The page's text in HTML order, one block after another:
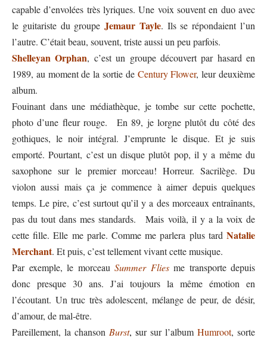
capable d’envolées très lyriques. Une voix souvent en duo avec
le guitariste du groupeJemaur Tayle. Ils se répondaient l’un
l’autre. C’était beau, souvent, triste aussi un peu parfois.
Shelleyan Orphan, c’est un groupe découvert par hasard en
1989, au moment de la sortie de Century Flower, leur deuxième
album.
Fouinant dans une médiathèque, je tombe sur cette pochette,
photo d’une fleur rouge. En 89, je lorgne plutôt du côté des
gothiques, le noir intégral. J’emprunte le disque. Et je suis
emporté. Pourtant, c’est un disque plutôt pop, il y a même du
saxophone sur le premier morceau! Horreur. Sacrilège. Du
violon aussi mais ça je commence à aimer depuis quelques
temps. Le pire, c’est surtout qu’il y a des morceaux entraînants,
pas du tout dans mes standards. Mais voilà, il y a la voix de
cette fille. Elle me parle. Comme me parlera plus tard Natalie
Merchant. Et puis, c’est tellement vivant cette musique.
Par exemple, le morceau Summer Flies me transporte depuis
donc presque 30 ans. J’ai toujours la même émotion en
l’écoutant. Un truc très adolescent, mélange de peur, de désir,
d’amour, de mal-être.
Pareillement, la chanson Burst, sur sur l’album Humroot, sorte